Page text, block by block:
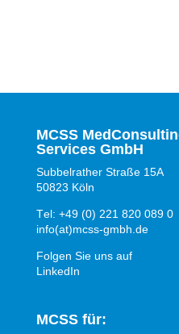
MCSS
Services GmbH
Subbelrather Straße 15A
50823 Köln
Tel: +49 (0) 221 820 089 0
info(at)mcss-gmbh.de
Folgen Sie uns auf
LinkedIn
MCSS für: